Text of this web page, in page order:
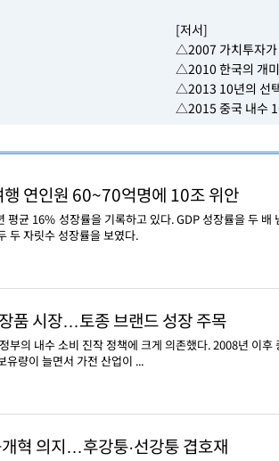
[저서]
△2007 가치투자가
△2010 한국의 개
△2013 10년의 선
△2015 중국 내수
행 연인원 60~70억명에 10조 위안
평균 16% 성장률을 기록하고 있다. GDP 성장률을 두
두 자릿수 성장률을 보였다.
품 시장…토종 브랜드 성장 주목
부의 내수 소비 진작 정책에 크게 의존했다. 2008년 이
유량이 늘면서 가전 산업이 ...
혁 의지…후강퉁·선강퉁 겹호재